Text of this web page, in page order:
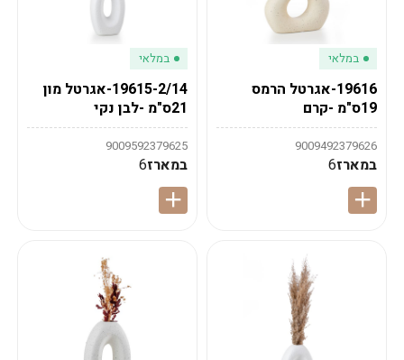
במלאי
19616-אגרטל הרמס
19ס"מ -קרם
9009492379626
במארז6
במלאי
19615-2/14-אגרטל מון
21ס"מ -לבן נקי
9009592379625
במארז6